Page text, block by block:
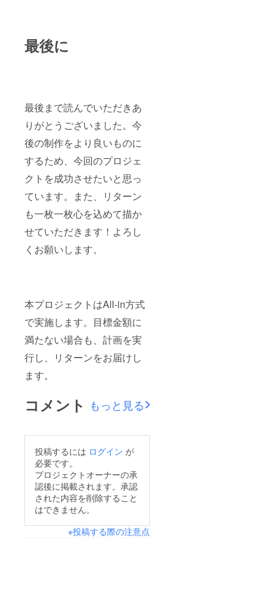
最後に
最後まで読んでいただきあ
りがとうございました。今
後の制作をより良いものに
するため、今回のプロジェ
クトを成功させたいと思っ
ています。また、リターン
も一枚一枚心を込めて描か
せていただきます！よろし
くお願いします。
本プロジェクトはAll-in方式
で実施します。目標金額に
満たない場合も、計画を実
行し、リターンをお届けし
ます。
コメント もっと見る
投稿するには ログイン が
必要です。
プロジェクトオーナーの承
認後に掲載されます。承認
された内容を削除すること
はできません。
※投稿する際の注意点